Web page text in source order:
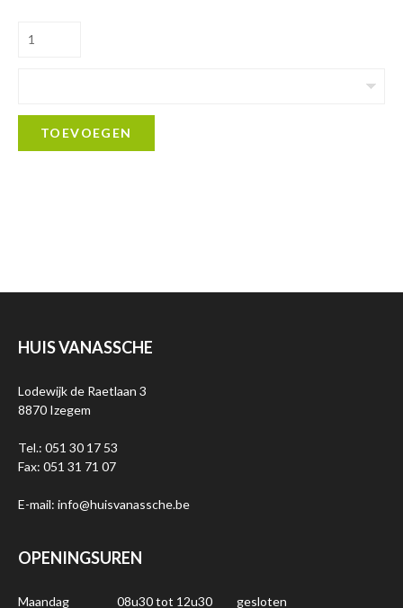
TOEVOEGEN
HUIS VANASSCHE
Lodewijk de Raetlaan 3
8870 Izegem
Tel.: 051 30 17 53
Fax: 051 31 71 07
E-mail: info@huisvanassche.be
OPENINGSUREN
Maandag 08u30 tot 12u30 gesloten